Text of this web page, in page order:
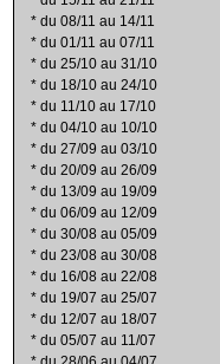
* du 08/11 au 14/11
* du 01/11 au 07/11
* du 25/10 au 31/10
* du 18/10 au 24/10
* du 11/10 au 17/10
* du 04/10 au 10/10
* du 27/09 au 03/10
* du 20/09 au 26/09
* du 13/09 au 19/09
* du 06/09 au 12/09
* du 30/08 au 05/09
* du 23/08 au 30/08
* du 16/08 au 22/08
* du 19/07 au 25/07
* du 12/07 au 18/07
* du 05/07 au 11/07